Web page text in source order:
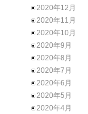
2020年12月
2020年11月
2020年10月
2020年9月
2020年8月
2020年7月
2020年6月
2020年5月
2020年4月